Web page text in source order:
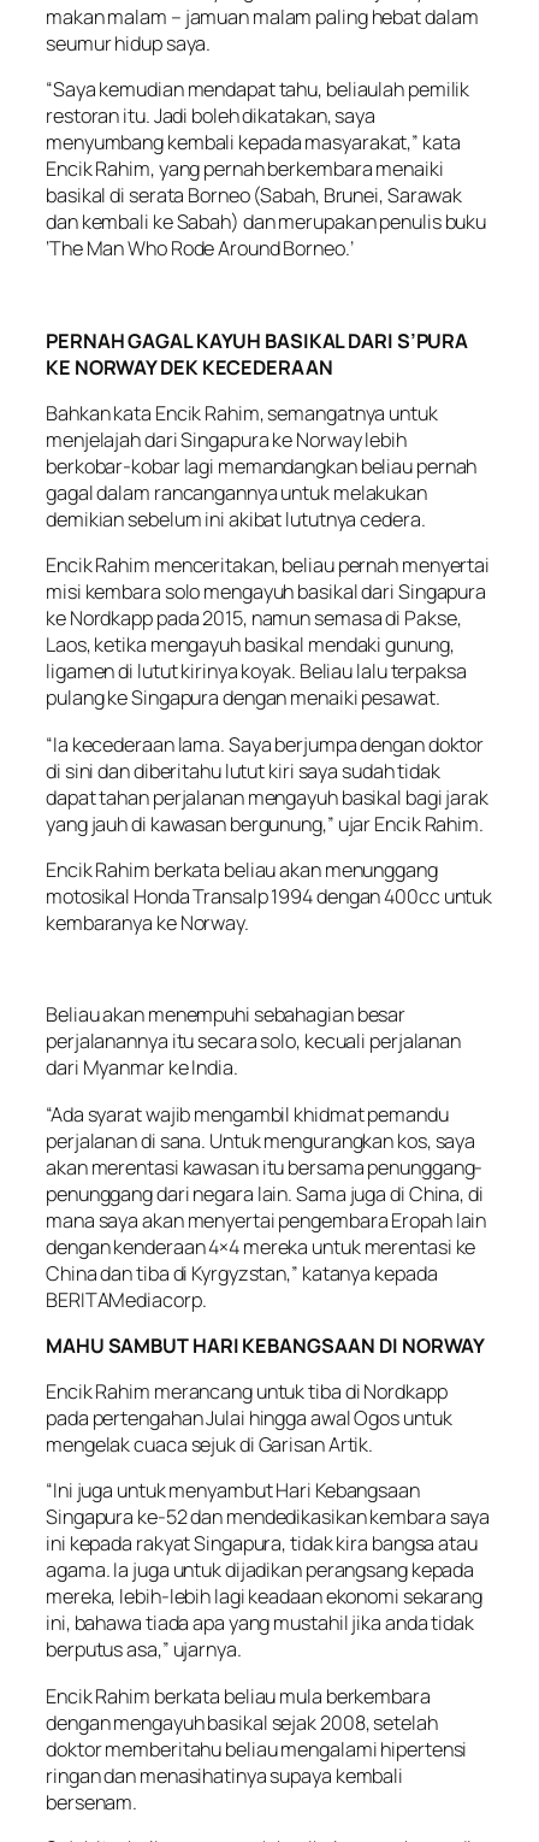
makan malam – jamuan malam paling hebat dalam
seumur hidup saya.
“Saya kemudian mendapat tahu, beliaulah pemilik
restoran itu. Jadi boleh dikatakan, saya
menyumbang kembali kepada masyarakat,” kata
Encik Rahim, yang pernah berkembara menaiki
basikal di serata Borneo (Sabah, Brunei, Sarawak
dan kembali ke Sabah) dan merupakan penulis buku
‘The Man Who Rode Around Borneo.’
PERNAH GAGAL KAYUH BASIKAL DARI S’PURA
KE NORWAY DEK KECEDERAAN
Bahkan kata Encik Rahim, semangatnya untuk
menjelajah dari Singapura ke Norway lebih
berkobar-kobar lagi memandangkan beliau pernah
gagal dalam rancangannya untuk melakukan
demikian sebelum ini akibat lututnya cedera.
Encik Rahim menceritakan, beliau pernah menyertai
misi kembara solo mengayuh basikal dari Singapura
ke Nordkapp pada 2015, namun semasa di Pakse,
Laos, ketika mengayuh basikal mendaki gunung,
ligamen di lutut kirinya koyak. Beliau lalu terpaksa
pulang ke Singapura dengan menaiki pesawat.
“Ia kecederaan lama. Saya berjumpa dengan doktor
di sini dan diberitahu lutut kiri saya sudah tidak
dapat tahan perjalanan mengayuh basikal bagi jarak
yang jauh di kawasan bergunung,” ujar Encik Rahim.
Encik Rahim berkata beliau akan menunggang
motosikal Honda Transalp 1994 dengan 400cc untuk
kembaranya ke Norway.
Beliau akan menempuhi sebahagian besar
perjalanannya itu secara solo, kecuali perjalanan
dari Myanmar ke India.
“Ada syarat wajib mengambil khidmat pemandu
perjalanan di sana. Untuk mengurangkan kos, saya
akan merentasi kawasan itu bersama penunggang-
penunggang dari negara lain. Sama juga di China, di
mana saya akan menyertai pengembara Eropah lain
dengan kenderaan 4×4 mereka untuk merentasi ke
China dan tiba di Kyrgyzstan,” katanya kepada
BERITAMediacorp.
MAHU SAMBUT HARI KEBANGSAAN DI NORWAY
Encik Rahim merancang untuk tiba di Nordkapp
pada pertengahan Julai hingga awal Ogos untuk
mengelak cuaca sejuk di Garisan Artik.
“Ini juga untuk menyambut Hari Kebangsaan
Singapura ke-52 dan mendedikasikan kembara saya
ini kepada rakyat Singapura, tidak kira bangsa atau
agama. Ia juga untuk dijadikan perangsang kepada
mereka, lebih-lebih lagi keadaan ekonomi sekarang
ini, bahawa tiada apa yang mustahil jika anda tidak
berputus asa,” ujarnya.
Encik Rahim berkata beliau mula berkembara
dengan mengayuh basikal sejak 2008, setelah
doktor memberitahu beliau mengalami hipertensi
ringan dan menasihatinya supaya kembali
bersenam.